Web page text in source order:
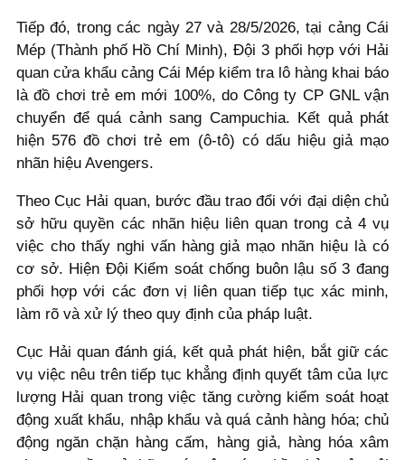
Tiếp đó, trong các ngày 27 và 28/5/2026, tại cảng Cái
Mép (Thành phố Hồ Chí Minh), Đội 3 phối hợp với Hải
quan cửa khẩu cảng Cái Mép kiểm tra lô hàng khai báo
là đồ chơi trẻ em mới 100%, do Công ty CP GNL vận
chuyển để quá cảnh sang Campuchia. Kết quả phát
hiện 576 đồ chơi trẻ em (ô-tô) có dấu hiệu giả mạo
nhãn hiệu Avengers.
Theo Cục Hải quan, bước đầu trao đổi với đại diện chủ
sở hữu quyền các nhãn hiệu liên quan trong cả 4 vụ
việc cho thấy nghi vấn hàng giả mạo nhãn hiệu là có
cơ sở. Hiện Đội Kiểm soát chống buôn lậu số 3 đang
phối hợp với các đơn vị liên quan tiếp tục xác minh,
làm rõ và xử lý theo quy định của pháp luật.
Cục Hải quan đánh giá, kết quả phát hiện, bắt giữ các
vụ việc nêu trên tiếp tục khẳng định quyết tâm của lực
lượng Hải quan trong việc tăng cường kiểm soát hoạt
động xuất khẩu, nhập khẩu và quá cảnh hàng hóa; chủ
động ngăn chặn hàng cấm, hàng giả, hàng hóa xâm